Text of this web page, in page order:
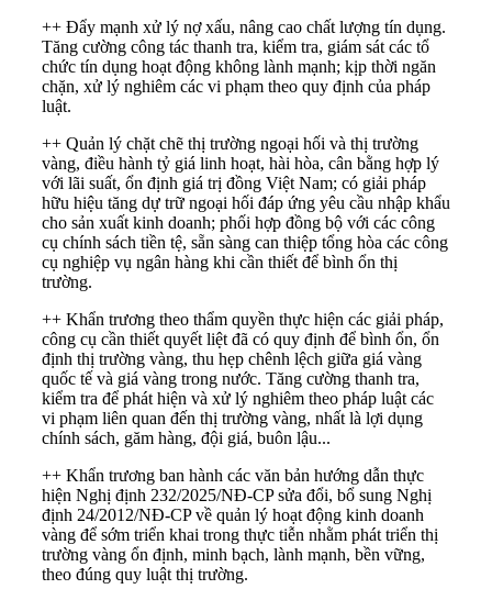
++ Đẩy mạnh xử lý nợ xấu, nâng cao chất lượng tín dụng.
Tăng cường công tác thanh tra, kiểm tra, giám sát các tổ
chức tín dụng hoạt động không lành mạnh; kịp thời ngăn
chặn, xử lý nghiêm các vi phạm theo quy định của pháp
luật.
++ Quản lý chặt chẽ thị trường ngoại hối và thị trường
vàng, điều hành tỷ giá linh hoạt, hài hòa, cân bằng hợp lý
với lãi suất, ổn định giá trị đồng Việt Nam; có giải pháp
hữu hiệu tăng dự trữ ngoại hối đáp ứng yêu cầu nhập khẩu
cho sản xuất kinh doanh; phối hợp đồng bộ với các công
cụ chính sách tiền tệ, sẵn sàng can thiệp tổng hòa các công
cụ nghiệp vụ ngân hàng khi cần thiết để bình ổn thị
trường.
++ Khẩn trương theo thẩm quyền thực hiện các giải pháp,
công cụ cần thiết quyết liệt đã có quy định để bình ổn, ổn
định thị trường vàng, thu hẹp chênh lệch giữa giá vàng
quốc tế và giá vàng trong nước. Tăng cường thanh tra,
kiểm tra để phát hiện và xử lý nghiêm theo pháp luật các
vi phạm liên quan đến thị trường vàng, nhất là lợi dụng
chính sách, găm hàng, đội giá, buôn lậu...
++ Khẩn trương ban hành các văn bản hướng dẫn thực
hiện Nghị định 232/2025/NĐ-CPsửa đổi, bổ sung Nghị
định 24/2012/NĐ-CPvề quản lý hoạt động kinh doanh
vàng để sớm triển khai trong thực tiễn nhằm phát triển thị
trường vàng ổn định, minh bạch, lành mạnh, bền vững,
theo đúng quy luật thị trường.